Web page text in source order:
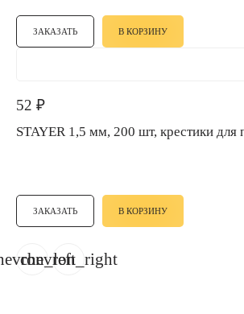
ЗАКАЗАТЬ В КОРЗИНУ
52 ₽
STAYER 1,5 мм, 200 шт, крестики
ЗАКАЗАТЬ В КОРЗИНУ
chevron_right